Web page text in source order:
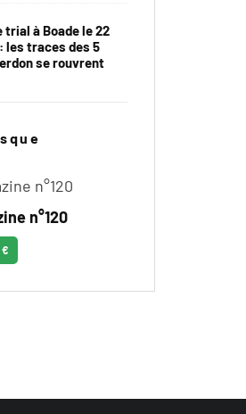
trial à Boade le 22
les traces des 5
se rouvrent
n°120
€